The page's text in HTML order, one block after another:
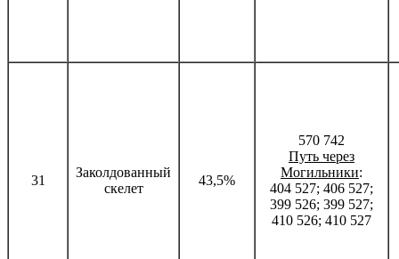
31
Заколдованный
скелет
43,5%
570 742
Путь через
Могильники:
404 527; 406 527;
399 526; 399 527;
410 526; 410 527